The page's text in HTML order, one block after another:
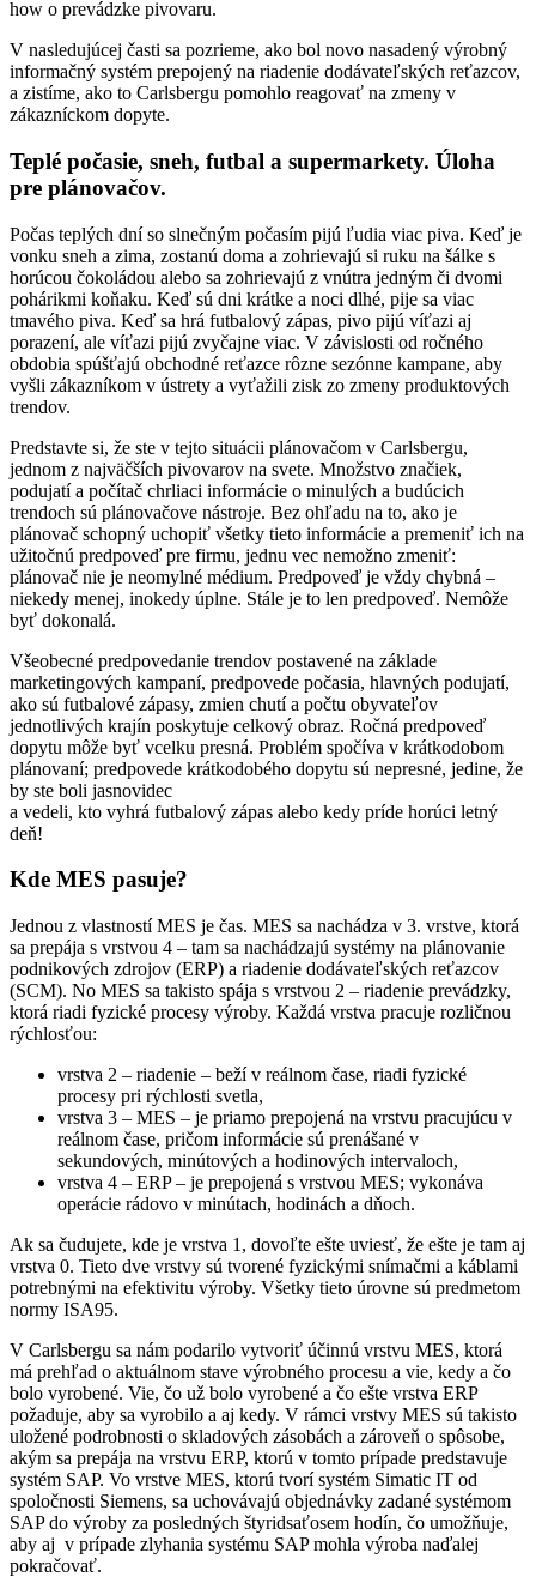
how o prevádzke pivovaru.
V nasledujúcej časti sa pozrieme, ako bol novo nasadený výrobný
informačný systém prepojený na riadenie dodávateľských reťazcov,
a zistíme, ako to Carlsbergu pomohlo reagovať na zmeny v
zákazníckom dopyte.
Teplé počasie, sneh, futbal a supermarkety. Úloha
pre plánovačov.
Počas teplých dní so slnečným počasím pijú ľudia viac piva. Keď je
vonku sneh a zima, zostanú doma a zohrievajú si ruku na šálke s
horúcou čokoládou alebo sa zohrievajú z vnútra jedným či dvomi
pohárikmi koňaku. Keď sú dni krátke a noci dlhé, pije sa viac
tmavého piva. Keď sa hrá futbalový zápas, pivo pijú víťazi aj
porazení, ale víťazi pijú zvyčajne viac. V závislosti od ročného
obdobia spúšťajú obchodné reťazce rôzne sezónne kampane, aby
vyšli zákazníkom v ústrety a vyťažili zisk zo zmeny produktových
trendov.
Predstavte si, že ste v tejto situácii plánovačom v Carlsbergu,
jednom z najväčších pivovarov na svete. Množstvo značiek,
podujatí a počítač chrliaci informácie o minulých a budúcich
trendoch sú plánovačove nástroje. Bez ohľadu na to, ako je
plánovač schopný uchopiť všetky tieto informácie a premeniť ich na
užitočnú predpoveď pre firmu, jednu vec nemožno zmeniť:
plánovač nie je neomylné médium. Predpoveď je vždy chybná –
niekedy menej, inokedy úplne. Stále je to len predpoveď. Nemôže
byť dokonalá.
Všeobecné predpovedanie trendov postavené na základe
marketingových kampaní, predpovede počasia, hlavných podujatí,
ako sú futbalové zápasy, zmien chutí a počtu obyvateľov
jednotlivých krajín poskytuje celkový obraz. Ročná predpoveď
dopytu môže byť vcelku presná. Problém spočíva v krátkodobom
plánovaní; predpovede krátkodobého dopytu sú nepresné, jedine, že
by ste boli jasnovidec
a vedeli, kto vyhrá futbalový zápas alebo kedy príde horúci letný
deň!
Kde MES pasuje?
Jednou z vlastností MES je čas. MES sa nachádza v 3. vrstve, ktorá
sa prepája s vrstvou 4 – tam sa nachádzajú systémy na plánovanie
podnikových zdrojov (ERP) a riadenie dodávateľských reťazcov
(SCM). No MES sa takisto spája s vrstvou 2 – riadenie prevádzky,
ktorá riadi fyzické procesy výroby. Každá vrstva pracuje rozličnou
rýchlosťou:
vrstva 2 – riadenie – beží v reálnom čase, riadi fyzické
procesy pri rýchlosti svetla,
vrstva 3 – MES – je priamo prepojená na vrstvu pracujúcu v
reálnom čase, pričom informácie sú prenášané v
sekundových, minútových a hodinových intervaloch,
vrstva 4 – ERP – je prepojená s vrstvou MES; vykonáva
operácie rádovo v minútach, hodinách a dňoch.
Ak sa čudujete, kde je vrstva 1, dovoľte ešte uviesť, že ešte je tam aj
vrstva 0. Tieto dve vrstvy sú tvorené fyzickými snímačmi a káblami
potrebnými na efektivitu výroby. Všetky tieto úrovne sú predmetom
normy ISA95.
V Carlsbergu sa nám podarilo vytvoriť účinnú vrstvu MES, ktorá
má prehľad o aktuálnom stave výrobného procesu a vie, kedy a čo
bolo vyrobené. Vie, čo už bolo vyrobené a čo ešte vrstva ERP
požaduje, aby sa vyrobilo a aj kedy. V rámci vrstvy MES sú takisto
uložené podrobnosti o skladových zásobách a zároveň o spôsobe,
akým sa prepája na vrstvu ERP, ktorú v tomto prípade predstavuje
systém SAP. Vo vrstve MES, ktorú tvorí systém Simatic IT od
spoločnosti Siemens, sa uchovávajú objednávky zadané systémom
SAP do výroby za posledných štyridsaťosem hodín, čo umožňuje,
aby aj v prípade zlyhania systému SAP mohla výroba naďalej
pokračovať.